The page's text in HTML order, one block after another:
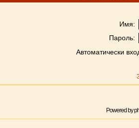
Имя:
Пароль:
Автоматически
Powered by